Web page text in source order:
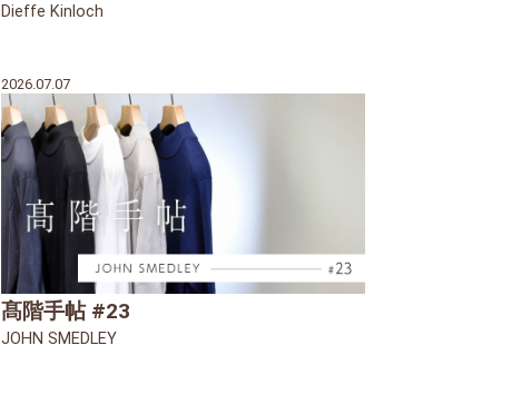
Dieffe Kinloch
2026.07.07
髙階手帖 #23
JOHN SMEDLEY